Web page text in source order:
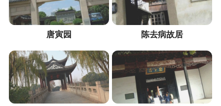
唐寅园 陈去病故居